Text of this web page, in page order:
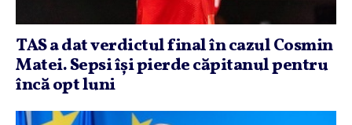
TAS a dat verdictul final în cazul Cosmin
Matei. Sepsi îşi pierde căpitanul pentru
încă opt luni